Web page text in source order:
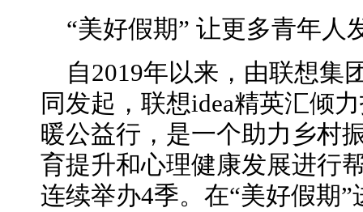
“美好假期” 让更多青年人
自2019年以来，由联想集
同发起，联想idea精英汇倾
暖公益行，是一个助力乡村
育提升和心理健康发展进行
连续举办4季。在“美好假期